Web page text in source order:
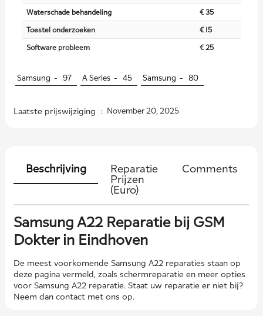
Waterschade behandeling
€ 35
Toestel onderzoeken
€ 15
Software probleem
€ 25
Samsung - 97 A Series - 45 Samsung - 80
Laatste prijswijziging : November 20, 2025
Beschrijving
Reparatie
Prijzen
(Euro)
Comments
Samsung A22 Reparatie bij GSM
Dokter in Eindhoven
De meest voorkomende Samsung A22 reparaties staan ​​op
deze pagina vermeld, zoals schermreparatie en meer opties
voor Samsung A22 reparatie. Staat uw reparatie er niet bij?
Neem dan contact met ons op.